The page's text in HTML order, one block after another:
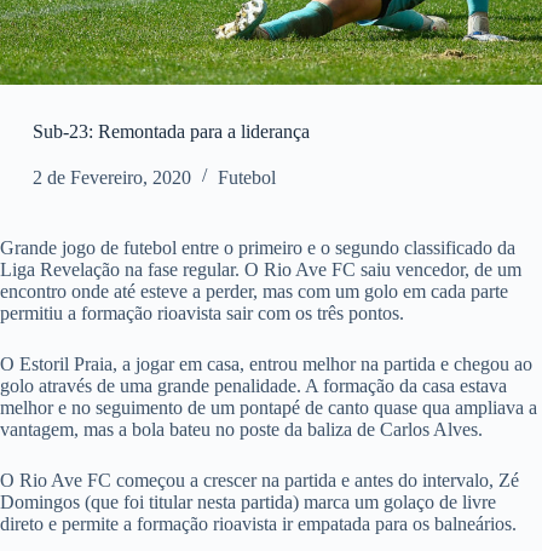
Sub-23: Remontada para a liderança
2 de Fevereiro, 2020 Futebol
Grande jogo de futebol entre o primeiro e o segundo classificado da
Liga Revelação na fase regular. O Rio Ave FC saiu vencedor, de um
encontro onde até esteve a perder, mas com um golo em cada parte
permitiu a formação rioavista sair com os três pontos.
O Estoril Praia, a jogar em casa, entrou melhor na partida e chegou ao
golo através de uma grande penalidade. A formação da casa estava
melhor e no seguimento de um pontapé de canto quase qua ampliava a
vantagem, mas a bola bateu no poste da baliza de Carlos Alves.
O Rio Ave FC começou a crescer na partida e antes do intervalo, Zé
Domingos (que foi titular nesta partida) marca um golaço de livre
direto e permite a formação rioavista ir empatada para os balneários.